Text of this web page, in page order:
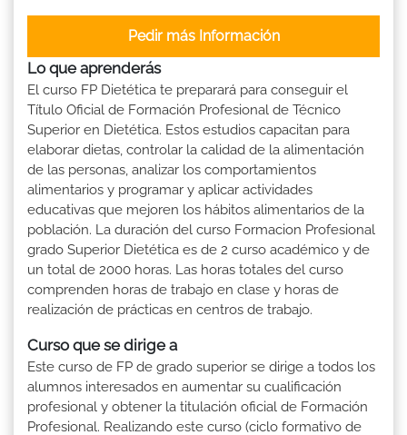
Pedir más Información
Lo que aprenderás
El curso FP Dietética te preparará para conseguir el
Título Oficial de Formación Profesional de Técnico
Superior en Dietética. Estos estudios capacitan para
elaborar dietas, controlar la calidad de la alimentación
de las personas, analizar los comportamientos
alimentarios y programar y aplicar actividades
educativas que mejoren los hábitos alimentarios de la
población. La duración del curso Formacion Profesional
grado Superior Dietética es de 2 curso académico y de
un total de 2000 horas. Las horas totales del curso
comprenden horas de trabajo en clase y horas de
realización de prácticas en centros de trabajo.
Curso que se dirige a
Este curso de FP de grado superior se dirige a todos los
alumnos interesados en aumentar su cualificación
profesional y obtener la titulación oficial de Formación
Profesional. Realizando este curso (ciclo formativo de